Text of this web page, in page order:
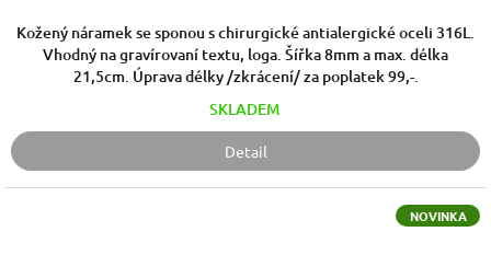
Kožený náramek se sponou s chirurgické antialergické oceli 316L.
Vhodný na gravírovaní textu, loga. Šířka 8mm a max. délka
21,5cm. Úprava délky /zkrácení/ za poplatek 99,-.
SKLADEM
Detail
NOVINKA